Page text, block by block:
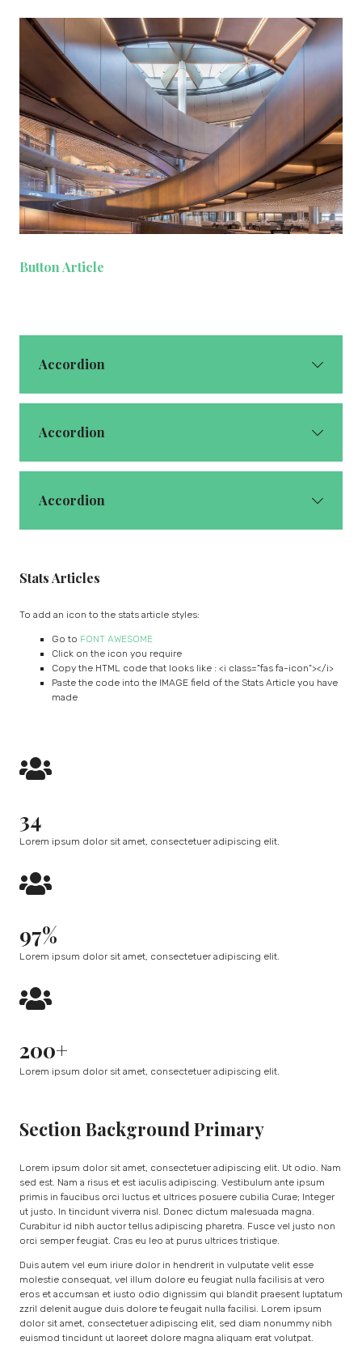
Button Article
Accordion
Accordion
Accordion
Stats Articles
To add an icon to the stats article styles:
Go to FONT AWESOME
Click on the icon you require
Copy the HTML code that looks like : <i class="fas fa-icon"></i>
Paste the code into the IMAGE field of the Stats Article you have
made
34
Lorem ipsum dolor sit amet, consectetuer adipiscing elit.
97%
Lorem ipsum dolor sit amet, consectetuer adipiscing elit.
200+
Lorem ipsum dolor sit amet, consectetuer adipiscing elit.
Section Background Primary
Lorem ipsum dolor sit amet, consectetuer adipiscing elit. Ut odio. Nam
sed est. Nam a risus et est iaculis adipiscing. Vestibulum ante ipsum
primis in faucibus orci luctus et ultrices posuere cubilia Curae; Integer
ut justo. In tincidunt viverra nisl. Donec dictum malesuada magna.
Curabitur id nibh auctor tellus adipiscing pharetra. Fusce vel justo non
orci semper feugiat. Cras eu leo at purus ultrices tristique.
Duis autem vel eum iriure dolor in hendrerit in vulputate velit esse
molestie consequat, vel illum dolore eu feugiat nulla facilisis at vero
eros et accumsan et iusto odio dignissim qui blandit praesent luptatum
zzril delenit augue duis dolore te feugait nulla facilisi. Lorem ipsum
dolor sit amet, consectetuer adipiscing elit, sed diam nonummy nibh
euismod tincidunt ut laoreet dolore magna aliquam erat volutpat.